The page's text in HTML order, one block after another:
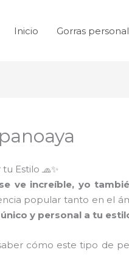
Inicio Gorras
Estilo 🧢✨
se ve increíble, yo
popular tanto en el
y personal a tu
cómo este tipo de